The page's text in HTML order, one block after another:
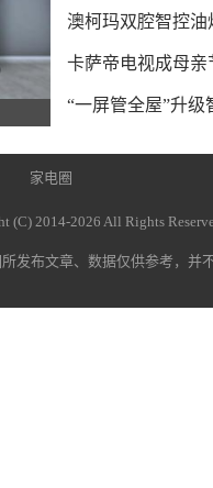
澳柯玛双腔智控
卡萨帝电视成母
“一屏管全屋”升
家电圈
(C) 2014-2026 All Rights
所发布文章、数据仅供参考，并